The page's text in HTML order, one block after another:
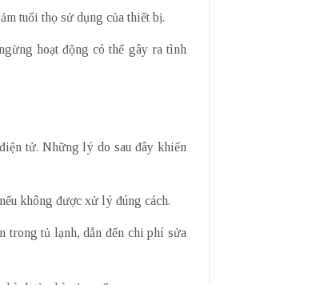
tuổi thọ sử dụng của thiết bị.
hoạt động có thể gây ra tình
tử. Những lý do sau đây khiến
không được xử lý đúng cách.
trong tủ lạnh, dẫn đến chi phí sửa